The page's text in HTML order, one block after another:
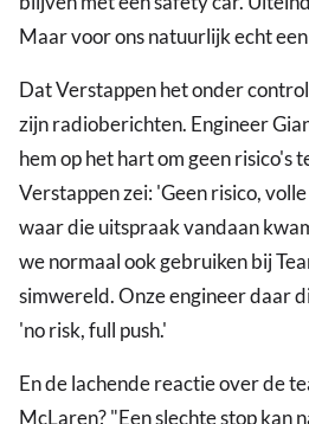
Maar voor ons natuurlijk echt
Dat Verstappen het onder
zijn radioberichten. Engineer
hem op het hart om geen risico's
Verstappen zei: 'Geen risico,
waar die uitspraak vandaan
we normaal ook gebruiken bij
simwereld. Onze engineer daar
'no risk, full push.'
En de lachende reactie over de
McLaren? "Een slechte stop kan